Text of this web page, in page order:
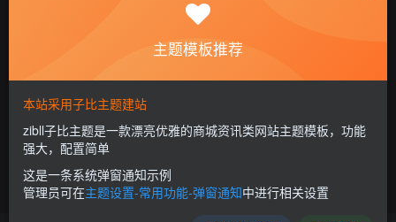
环境异常！请重新获取下载链接
主题模板推荐
本站采用子比主题建站
zibll子比主题是一款漂亮优雅的商城资讯类网站主题模板，功能
强大，配置简单
这是一条系统弹窗通知示例
管理员可在主题设置-常用功能-弹窗通知中进行相关设置